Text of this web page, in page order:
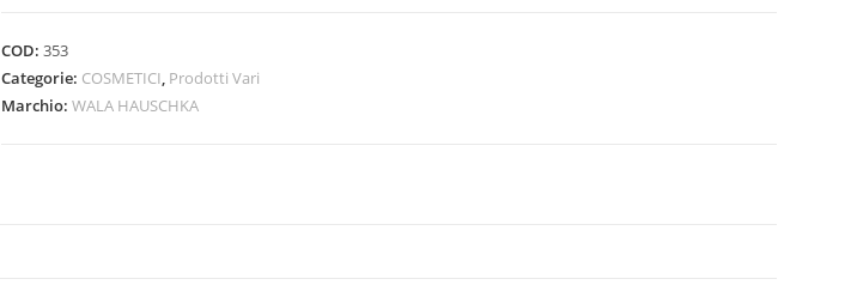
COD: 353
Categorie: COSMETICI, Prodotti Vari
Marchio: WALA HAUSCHKA